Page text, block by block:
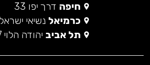
חיפה דרך יפו 33
כרמיאל נשיאי ישראל
תל אביב יהודה הלוי 47